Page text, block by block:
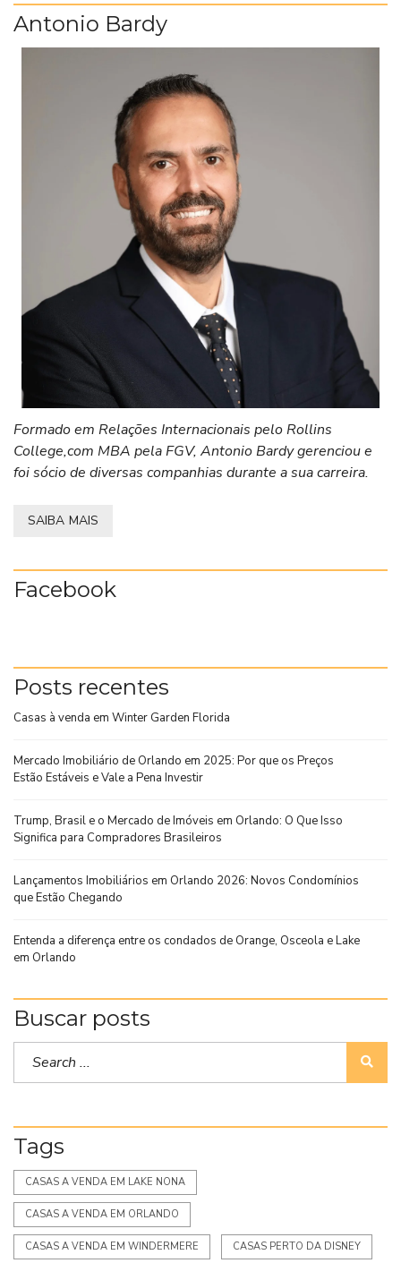
Antonio Bardy
Formado em Relações Internacionais pelo Rollins
College,com MBA pela FGV, Antonio Bardy gerenciou e
foi sócio de diversas companhias durante a sua carreira.
SAIBA MAIS
Facebook
Posts recentes
Casas à venda em Winter Garden Florida
Mercado Imobiliário de Orlando em 2025: Por que os Preços
Estão Estáveis e Vale a Pena Investir
Trump, Brasil e o Mercado de Imóveis em Orlando: O Que Isso
Significa para Compradores Brasileiros
Lançamentos Imobiliários em Orlando 2026: Novos Condomínios
que Estão Chegando
Entenda a diferença entre os condados de Orange, Osceola e Lake
em Orlando
Buscar posts
Tags
CASAS A VENDA EM LAKE NONA
CASAS A VENDA EM ORLANDO
CASAS A VENDA EM WINDERMERE CASAS PERTO DA DISNEY